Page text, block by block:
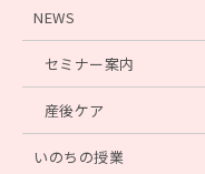
NEWS
セミナー案内
産後ケア
いのちの授業